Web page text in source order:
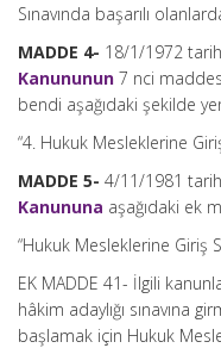
Sınavında başarılı
MADDE 4- 18/1/1972
Kanununun 7 nci
bendi aşağıdaki şekilde
“4. Hukuk Mesleklerine
MADDE 5- 4/11/1981
Kanununa aşağıdaki ek
“Hukuk Mesleklerine Giriş
EK MADDE 41- İlgili
hâkim adaylığı sınavına
başlamak için Hukuk